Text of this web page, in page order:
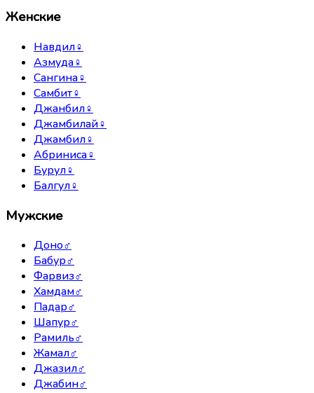
Женские
Навдил♀
Азмуда♀
Сангина♀
Самбит♀
Джанбил♀
Джамбилай♀
Джамбил♀
Абриниса♀
Бурул♀
Балгул♀
Мужские
Доно♂
Бабур♂
Фарвиз♂
Хамдам♂
Падар♂
Шапур♂
Рамиль♂
Жамал♂
Джазил♂
Джабин♂